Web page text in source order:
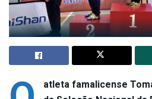
atleta famalicense